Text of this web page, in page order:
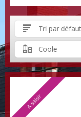
Tri par défaut
Coole
A saisir